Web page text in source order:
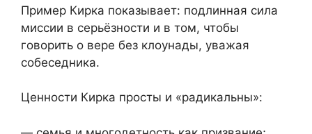
Пример Кирка показывает: подлинная сила
миссии в серьёзности и в том, чтобы
говорить о вере без клоунады, уважая
собеседника.
Ценности Кирка просты и «радикальны»: